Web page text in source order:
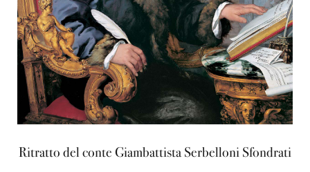
Ritratto del conte Giambattista Serbelloni Sfondrati